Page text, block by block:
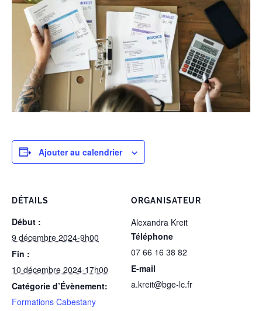
Ajouter au calendrier
DÉTAILS
Début :
9 décembre 2024-9h00
Fin :
10 décembre 2024-17h00
Catégorie d’Évènement:
Formations Cabestany
ORGANISATEUR
Alexandra Kreit
Téléphone
07 66 16 38 82
E-mail
a.kreit@bge-lc.fr